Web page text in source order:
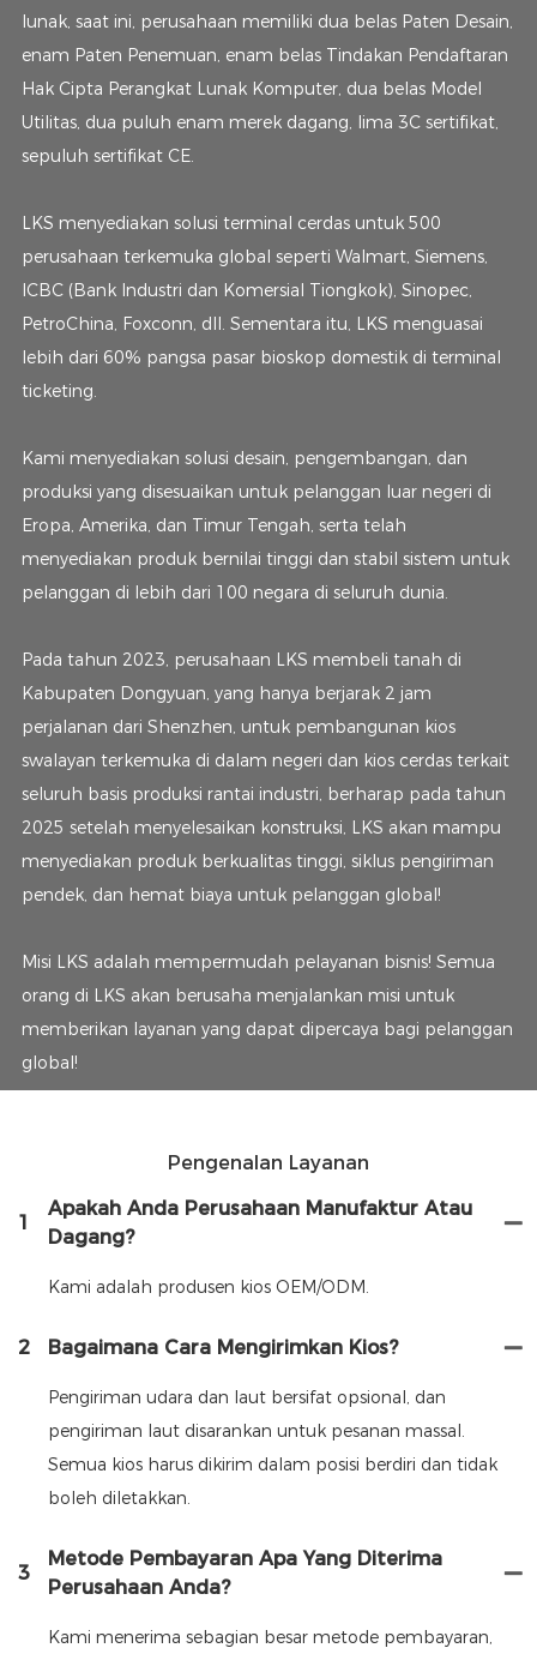
lunak, saat ini, perusahaan memiliki dua belas Paten Desain,
enam Paten Penemuan, enam belas Tindakan Pendaftaran
Hak Cipta Perangkat Lunak Komputer, dua belas Model
Utilitas, dua puluh enam merek dagang, lima 3C sertifikat,
sepuluh sertifikat CE.
LKS menyediakan solusi terminal cerdas untuk 500
perusahaan terkemuka global seperti Walmart, Siemens,
ICBC (Bank Industri dan Komersial Tiongkok), Sinopec,
PetroChina, Foxconn, dll. Sementara itu, LKS menguasai
lebih dari 60% pangsa pasar bioskop domestik di terminal
ticketing.
Kami menyediakan solusi desain, pengembangan, dan
produksi yang disesuaikan untuk pelanggan luar negeri di
Eropa, Amerika, dan Timur Tengah, serta telah
menyediakan produk bernilai tinggi dan stabil sistem untuk
pelanggan di lebih dari 100 negara di seluruh dunia.
Pada tahun 2023, perusahaan LKS membeli tanah di
Kabupaten Dongyuan, yang hanya berjarak 2 jam
perjalanan dari Shenzhen, untuk pembangunan kios
swalayan terkemuka di dalam negeri dan kios cerdas terkait
seluruh basis produksi rantai industri, berharap pada tahun
2025 setelah menyelesaikan konstruksi, LKS akan mampu
menyediakan produk berkualitas tinggi, siklus pengiriman
pendek, dan hemat biaya untuk pelanggan global!
Misi LKS adalah mempermudah pelayanan bisnis! Semua
orang di LKS akan berusaha menjalankan misi untuk
memberikan layanan yang dapat dipercaya bagi pelanggan
global!
Pengenalan Layanan
1
Apakah Anda Perusahaan Manufaktur Atau
Dagang?
Kami adalah produsen kios OEM/ODM.
2 Bagaimana Cara Mengirimkan Kios?
Pengiriman udara dan laut bersifat opsional, dan
pengiriman laut disarankan untuk pesanan massal.
Semua kios harus dikirim dalam posisi berdiri dan tidak
boleh diletakkan.
3
Metode Pembayaran Apa Yang Diterima
Perusahaan Anda?
Kami menerima sebagian besar metode pembayaran,